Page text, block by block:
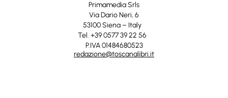
Primamedia Srls
Via Dario Neri, 6
53100 Siena – Italy
Tel. +39 0577 39 22 56
P.IVA 01484680523
redazione@toscanalibri.it